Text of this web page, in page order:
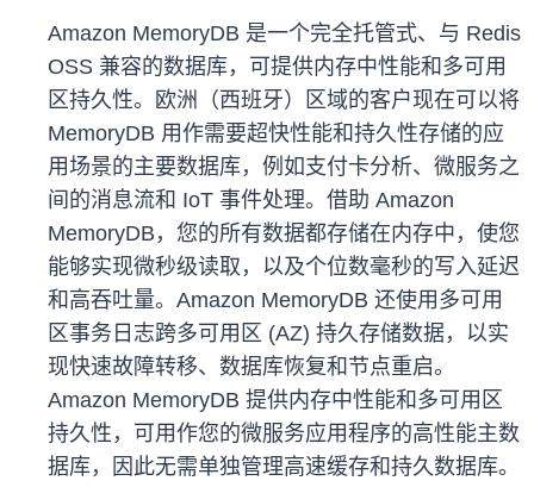
Amazon MemoryDB 是一个完全托管式、与 Redis
OSS 兼容的数据库，可提供内存中性能和多可用
区持久性。欧洲（西班牙）区域的客户现在可以将
MemoryDB 用作需要超快性能和持久性存储的应
用场景的主要数据库，例如支付卡分析、微服务之
间的消息流和 IoT 事件处理。借助 Amazon
MemoryDB，您的所有数据都存储在内存中，使您
能够实现微秒级读取，以及个位数毫秒的写入延迟
和高吞吐量。Amazon MemoryDB 还使用多可用
区事务日志跨多可用区 (AZ) 持久存储数据，以实
现快速故障转移、数据库恢复和节点重启。
Amazon MemoryDB 提供内存中性能和多可用区
持久性，可用作您的微服务应用程序的高性能主数
据库，因此无需单独管理高速缓存和持久数据库。